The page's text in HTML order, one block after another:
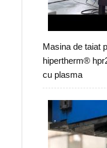
Masina de taiat
hipertherm®
cu plasma